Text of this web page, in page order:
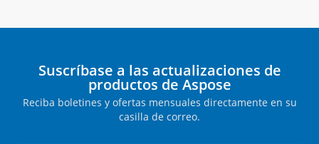
Suscríbase a las actualizaciones de
productos de Aspose
Reciba boletines y ofertas mensuales directamente en su
casilla de correo.